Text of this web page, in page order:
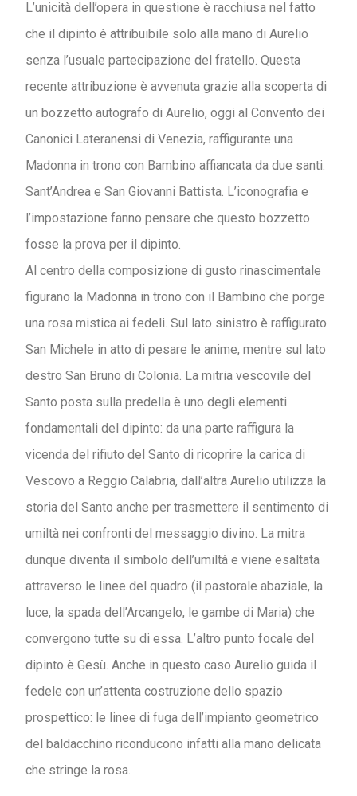
L’unicità dell’opera in questione è racchiusa nel fatto
che il dipinto è attribuibile solo alla mano di Aurelio
senza l’usuale partecipazione del fratello. Questa
recente attribuzione è avvenuta grazie alla scoperta di
un bozzetto autografo di Aurelio, oggi al Convento dei
Canonici Lateranensi di Venezia, raffigurante una
Madonna in trono con Bambino affiancata da due santi:
Sant’Andrea e San Giovanni Battista. L’iconografia e
l’impostazione fanno pensare che questo bozzetto
fosse la prova per il dipinto.
Al centro della composizione di gusto rinascimentale
figurano la Madonna in trono con il Bambino che porge
una rosa mistica ai fedeli. Sul lato sinistro è raffigurato
San Michele in atto di pesare le anime, mentre sul lato
destro San Bruno di Colonia. La mitria vescovile del
Santo posta sulla predella è uno degli elementi
fondamentali del dipinto: da una parte raffigura la
vicenda del rifiuto del Santo di ricoprire la carica di
Vescovo a Reggio Calabria, dall’altra Aurelio utilizza la
storia del Santo anche per trasmettere il sentimento di
umiltà nei confronti del messaggio divino. La mitra
dunque diventa il simbolo dell’umiltà e viene esaltata
attraverso le linee del quadro (il pastorale abaziale, la
luce, la spada dell’Arcangelo, le gambe di Maria) che
convergono tutte su di essa. L’altro punto focale del
dipinto è Gesù. Anche in questo caso Aurelio guida il
fedele con un’attenta costruzione dello spazio
prospettico: le linee di fuga dell’impianto geometrico
del baldacchino riconducono infatti alla mano delicata
che stringe la rosa.